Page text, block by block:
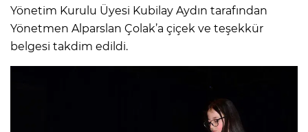
Yönetim Kurulu Üyesi Kubilay Aydın tarafından
Yönetmen Alparslan Çolak’a çiçek ve teşekkür
belgesi takdim edildi.